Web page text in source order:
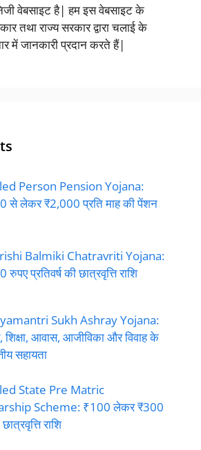
वेबसाइट है| हम इस वेबसाइट के
तथा राज्य सरकार द्वारा चलाई के
में जानकारी प्रदान करते हैं|
Person Pension Yojana:
से लेकर ₹2,000 प्रति माह की पेंशन
Balmiki Chatravriti Yojana:
प्रतिवर्ष की छात्रवृत्ति राशि
Sukh Ashray Yojana:
शिक्षा, आवास, आजीविका और विवाह के
सहायता
State Pre Matric
Scheme: ₹100 लेकर ₹300
राशि